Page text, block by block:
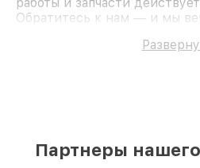
Обратитесь к нам — и мы
Партнеры